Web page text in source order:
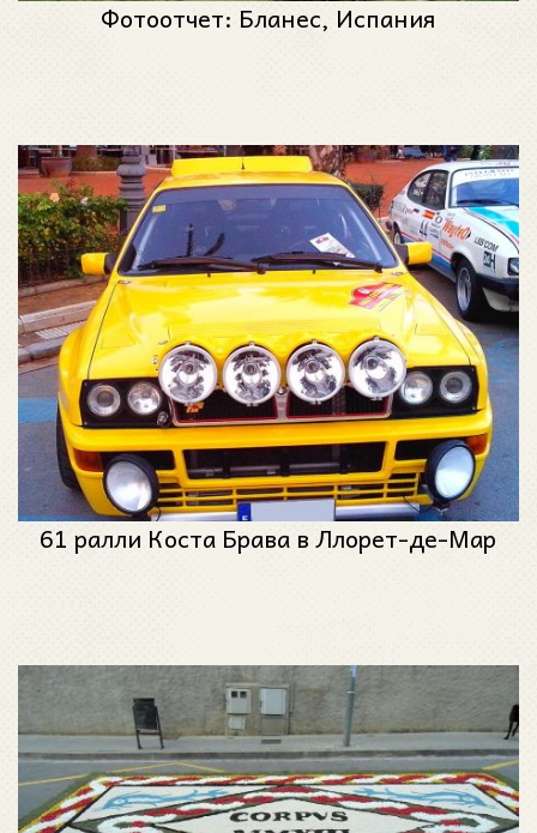
Фотоотчет: Бланес, Испания
61 ралли Коста Брава в Ллорет-де-Мар